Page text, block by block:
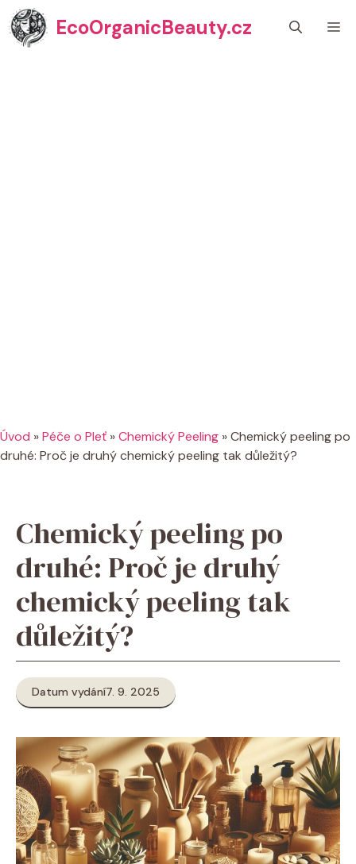
Přeskočit
na
obsah
EcoOrganicBeauty.cz
Úvod »Péče o Pleť »Chemický Peeling »Chemický peeling po
druhé: Proč je druhý chemický peeling tak důležitý?
Chemický peeling po
druhé: Proč je druhý
chemický peeling tak
důležitý?
Datum vydání7. 9. 2025